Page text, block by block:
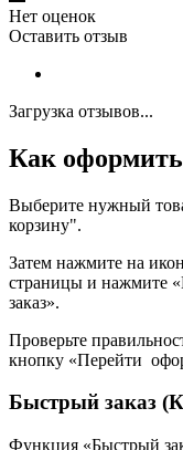
Нет оценок
Оставить отзыв
Загрузка отзывов...
Как оформить
Выберите нужный
корзину".
Затем нажмите на
страницы и нажмите
заказ».
Проверьте
кнопку «Перейти
Быстрый заказ
Функция «Быстрый